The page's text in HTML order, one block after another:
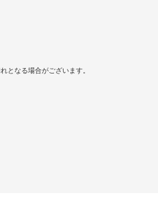
となる場合がございます。